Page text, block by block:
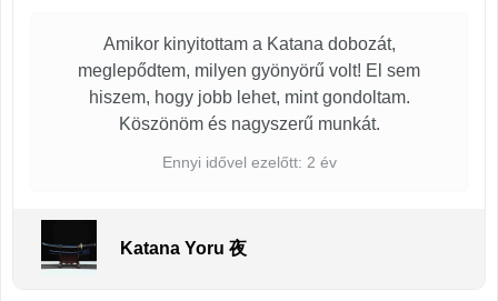
Amikor kinyitottam a Katana dobozát,
meglepődtem, milyen gyönyörű volt! El sem
hiszem, hogy jobb lehet, mint gondoltam.
Köszönöm és nagyszerű munkát.
Ennyi idővel ezelőtt: 2 év
Katana Yoru 夜